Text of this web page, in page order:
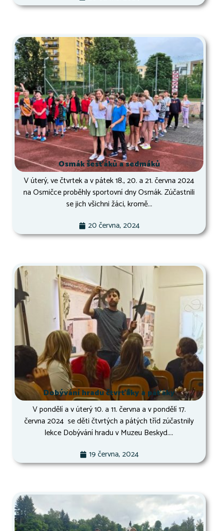
Osmák šesťáků a sedmáků
V úterý, ve čtvrtek a v pátek 18., 20. a 21. června 2024
na Osmičce proběhly sportovní dny Osmák. Zúčastnili
se jich všichni žáci, kromě...
20 června, 2024
Dobývání hradu čtvrťáky a páťáky
V pondělí a v úterý 10. a 11. června a v pondělí 17.
června 2024 se děti čtvrtých a pátých tříd zúčastnily
lekce Dobývání hradu v Muzeu Beskyd....
19 června, 2024